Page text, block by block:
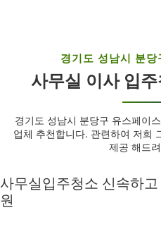
경기도 성남시 분
사무실 이사 입
경기도 성남시 분당구 유스페이
업체 추천합니다. 관련하여 저희
제공 해드
사무실입주청소 신속하
원